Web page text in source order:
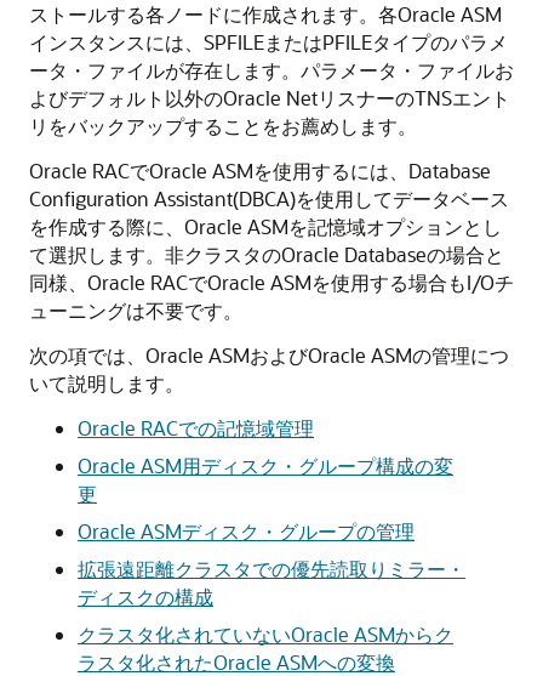
ストールする各ノードに作成されます。各Oracle ASM
インスタンスには、SPFILEまたはPFILEタイプのパラメ
ータ・ファイルが存在します。パラメータ・ファイルお
よびデフォルト以外のOracle NetリスナーのTNSエント
リをバックアップすることをお薦めします。
Oracle RACでOracle ASMを使用するには、Database
Configuration Assistant(DBCA)を使用してデータベース
を作成する際に、Oracle ASMを記憶域オプションとし
て選択します。非クラスタのOracle Databaseの場合と
同様、Oracle RACでOracle ASMを使用する場合もI/Oチ
ューニングは不要です。
次の項では、Oracle ASMおよびOracle ASMの管理につ
いて説明します。
Oracle RACでの記憶域管理
Oracle ASM用ディスク・グループ構成の変
更
Oracle ASMディスク・グループの管理
拡張遠距離クラスタでの優先読取りミラー・
ディスクの構成
クラスタ化されていないOracle ASMからク
ラスタ化されたOracle ASMへの変換